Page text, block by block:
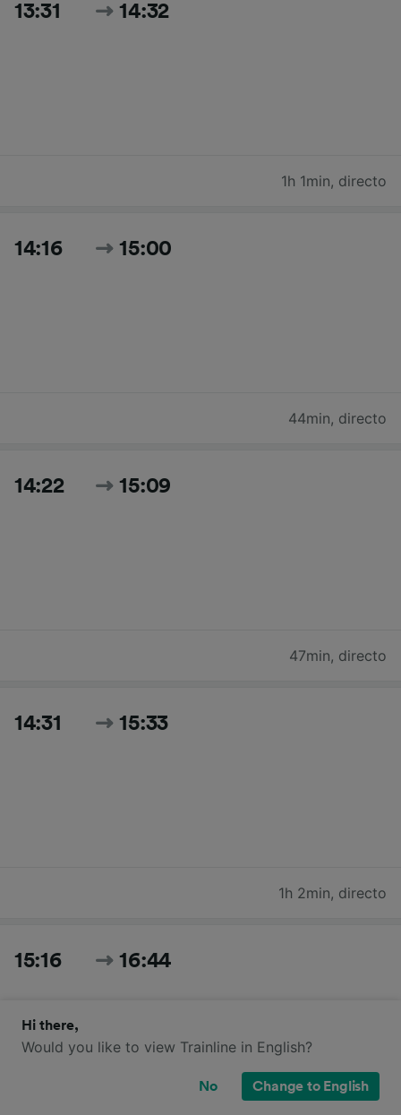
13:31 14:32
1h 1min, directo
14:16 15:00
44min, directo
14:22 15:09
47min, directo
14:31 15:33
1h 2min, directo
15:16 16:44
Hi there,
Would you like to view Trainline in English?
No Change to English